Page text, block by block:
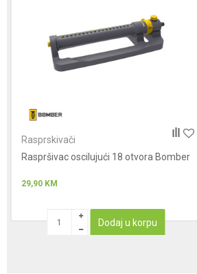
Anti-spam zaštita - izračunajte koliko je 4 + 1 :
Rasprskivači
Raspršivac oscilujući 18 otvora Bomber
29,90 KM
Dodaj u korpu